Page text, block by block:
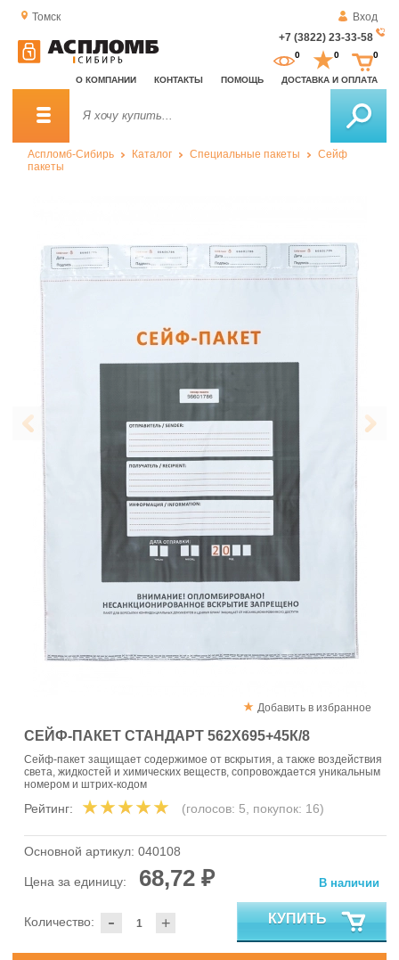
Томск
Вход
+7 (3822) 23-33-58
О КОМПАНИИ КОНТАКТЫ ПОМОЩЬ ДОСТАВКА И ОПЛАТА
0 0 0
Аспломб-Сибирь Каталог Специальные пакеты
Сейф
пакеты
Добавить в избранное
СЕЙФ-ПАКЕТ СТАНДАРТ 562Х695+45К/8
Сейф-пакет защищает содержимое от вскрытия, а также воздействия
света, жидкостей и химических веществ, сопровождается уникальным
номером и штрих-кодом
Рейтинг: (голосов: 5, покупок: 16)
Основной артикул: 040108
Цена за единицу: 68,72 ₽
- +
Количество:
В наличии
КУПИТЬ